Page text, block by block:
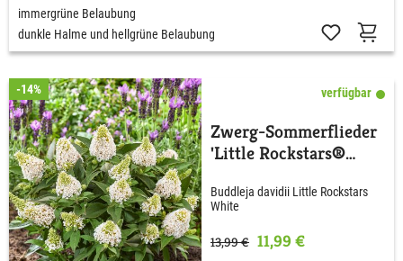
immergrüne Belaubung
dunkle Halme und hellgrüne Belaubung
-14% verfügbar
Zwerg-Sommerflieder
'Little Rockstars®
Buddleja davidii Little Rockstars
White
13,99 € 11,99 €